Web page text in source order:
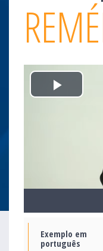
Play
Exemplo em
português